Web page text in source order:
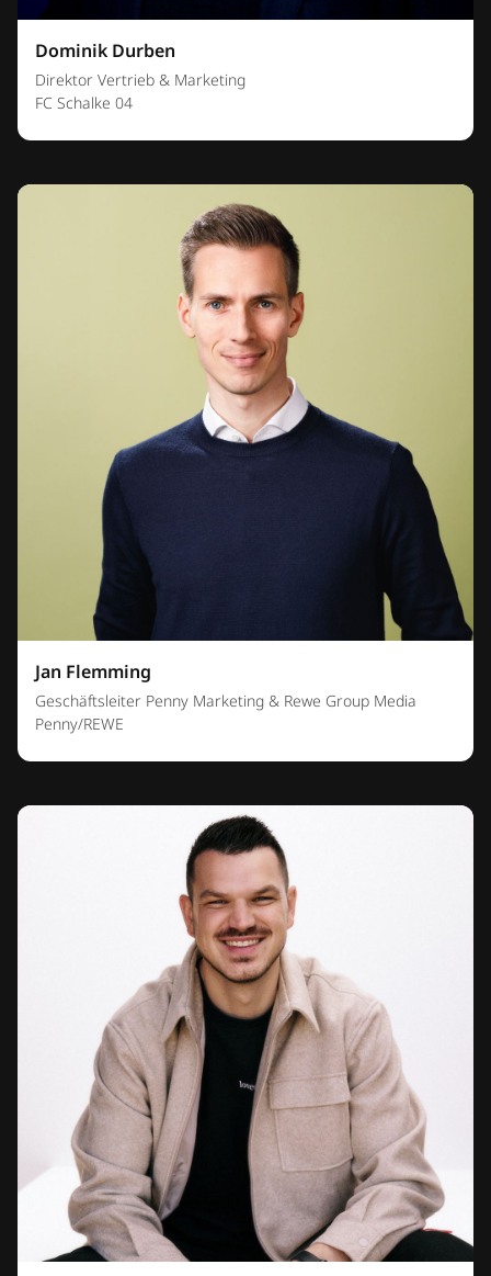
Dominik Durben
Direktor Vertrieb & Marketing
FC Schalke 04
Jan Flemming
Geschäftsleiter Penny Marketing & Rewe Group Media
Penny/REWE